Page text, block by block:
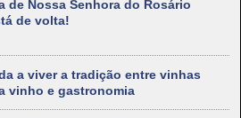
de Nossa Senhora do Rosário
de volta!
a viver a tradição entre vinhas
vinho e gastronomia